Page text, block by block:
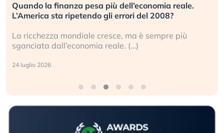
Quando la finanza pesa più dell’economia reale.
L’America sta ripetendo gli errori del 2008?
La ricchezza mondiale cresce, ma è sempre più
sganciata dall’economia reale. (…)
24 luglio 2026